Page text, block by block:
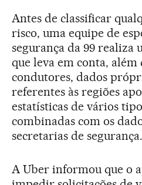
Antes de classificar
risco, uma equipe de
segurança da 99 realiza
que leva em conta, além
condutores, dados
referentes às regiões
estatísticas de vários
combinadas com os
secretarias de segurança.
A Uber informou que o